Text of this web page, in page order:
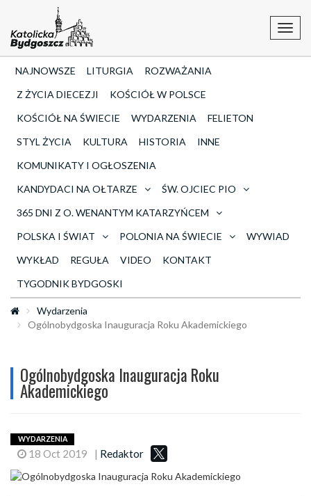
NAJNOWSZE LITURGIA
ROZWAŻANIA
Z ŻYCIA DIECEZJI
KOŚCIÓŁ W POLSCE
KOŚCIÓŁ NA ŚWIECIE
WYDARZENIA
FELIETON
STYL ŻYCIA
KULTURA HISTORIA
INNE
KOMUNIKATY I OGŁOSZENIA
KANDYDACI NA OŁTARZE
ŚW. OJCIEC PIO
365 DNI Z O. WENANTYM KATARZYŃCEM
POLSKA I ŚWIAT
POLONIA NA ŚWIECIE
WYWIAD
WYKŁAD
REGUŁA VIDEO
KONTAKT
TYGODNIK BYDGOSKI
Wydarzenia
Ogólnobydgoska Inauguracja Roku Akademickiego
Ogólnobydgoska Inauguracja Roku
Akademickiego
WYDARZENIA
18 Oct 2019 | Redaktor